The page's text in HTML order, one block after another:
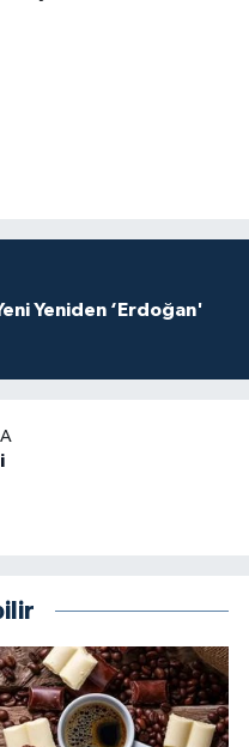
Yeniden ‘Erdoğan'